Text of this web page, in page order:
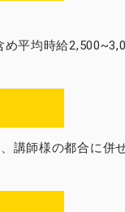
平均時給
講師様の都合に併